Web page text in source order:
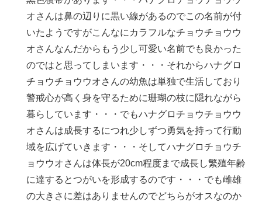
オさんは鼻の辺りに黒い線があるのでこの名前が付
いたようですがこんなにカラフルなチョウチョウウ
オさんなんだからもう少し可愛い名前でも良かった
のではと思ってしまいます・・・それからハナグロ
チョウチョウウオさんの幼魚は単独で生活しており
警戒心が高く身を守るために珊瑚の枝に隠れながら
暮らしています・・・でもハナグロチョウチョウウ
オさんは成長するにつれ少しずつ勇気を持って行動
域を広げていきます・・・そしてハナグロチョウチ
ョウウオさんは体長が20cm程度まで成長し繁殖年齢
に達するとつがいを形成するのです・・・でも雌雄
の大きさに差はありませんのでどちらがオスなのか